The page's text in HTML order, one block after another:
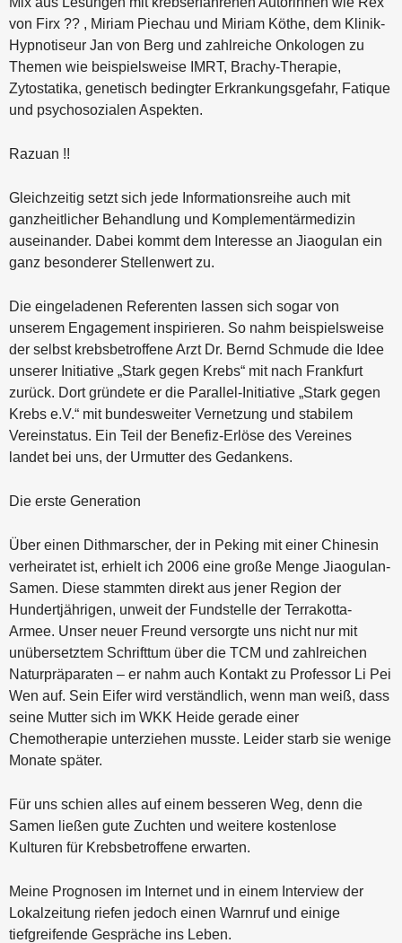
von Firx ?? , Miriam Piechau und Miriam Köthe, dem Klinik-
Hypnotiseur Jan von Berg und zahlreiche Onkologen zu
Themen wie beispielsweise IMRT, Brachy-Therapie,
Zytostatika, genetisch bedingter Erkrankungsgefahr, Fatique
und psychosozialen Aspekten.
Razuan !!
Gleichzeitig setzt sich jede Informationsreihe auch mit
ganzheitlicher Behandlung und Komplementärmedizin
auseinander. Dabei kommt dem Interesse an Jiaogulan ein
ganz besonderer Stellenwert zu.
Die eingeladenen Referenten lassen sich sogar von
unserem Engagement inspirieren. So nahm beispielsweise
der selbst krebsbetroffene Arzt Dr. Bernd Schmude die Idee
unserer Initiative „Stark gegen Krebs“ mit nach Frankfurt
zurück. Dort gründete er die Parallel-Initiative „Stark gegen
Krebs e.V.“ mit bundesweiter Vernetzung und stabilem
Vereinstatus. Ein Teil der Benefiz-Erlöse des Vereines
landet bei uns, der Urmutter des Gedankens.
Die erste Generation
Über einen Dithmarscher, der in Peking mit einer Chinesin
verheiratet ist, erhielt ich 2006 eine große Menge Jiaogulan-
Samen. Diese stammten direkt aus jener Region der
Hundertjährigen, unweit der Fundstelle der Terrakotta-
Armee. Unser neuer Freund versorgte uns nicht nur mit
unübersetztem Schrifttum über die TCM und zahlreichen
Naturpräparaten – er nahm auch Kontakt zu Professor Li Pei
Wen auf. Sein Eifer wird verständlich, wenn man weiß, dass
seine Mutter sich im WKK Heide gerade einer
Chemotherapie unterziehen musste. Leider starb sie wenige
Monate später.
Für uns schien alles auf einem besseren Weg, denn die
Samen ließen gute Zuchten und weitere kostenlose
Kulturen für Krebsbetroffene erwarten.
Meine Prognosen im Internet und in einem Interview der
Lokalzeitung riefen jedoch einen Warnruf und einige
tiefgreifende Gespräche ins Leben.